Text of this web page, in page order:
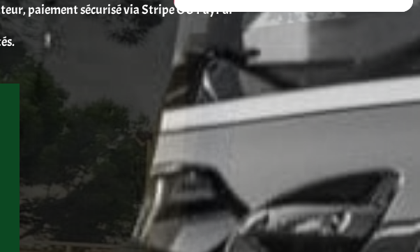
paiement sécurisé via Stripe OU PayPal